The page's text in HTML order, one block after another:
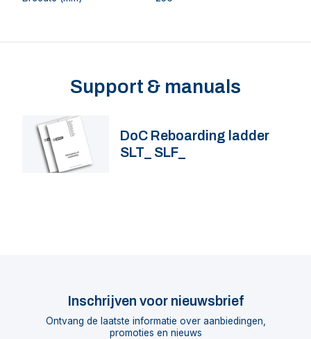
Support & manuals
DoC Reboarding ladder
SLT_ SLF_
Inschrijven voor nieuwsbrief
Ontvang de laatste informatie over aanbiedingen,
promoties en nieuws